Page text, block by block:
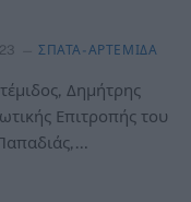
ΣΠΑΤΑ-ΑΡΤΕΜΙΔΑ
Δημήτρης
Επιτροπής του